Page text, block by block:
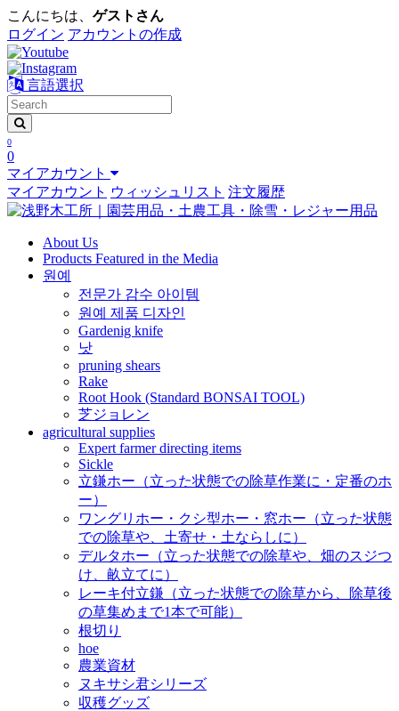
こんにちは、 ゲストさん
ログイン アカウントの作成
言語選択
0
0
マイアカウント
マイアカウント ウィッシュリスト 注文履歴
About Us
Products Featured in the Media
원예
전문가 감수 아이템
원예 제품 디자인
Gardenig knife
낫
pruning shears
Rake
Root Hook (Standard BONSAI TOOL)
芝ジョレン
agricultural supplies
Expert farmer directing items
Sickle
立鎌ホー（立った状態での除草作業に・定番のホ
ー）
ワングリホー・クシ型ホー・窓ホー（立った状態
での除草や、土寄せ・土ならしに）
デルタホー（立った状態での除草や、畑のスジつ
け、畝立てに）
レーキ付立鎌（立った状態での除草から、除草後
の草集めまで1本で可能）
根切り
hoe
農業資材
ヌキサシ君シリーズ
収穫グッズ